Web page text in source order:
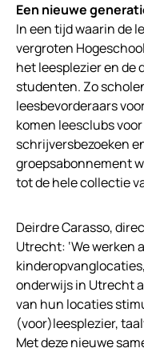
Een nieuwe
In een tijd waarin de
vergroten
het leesplezier en de
studenten. Zo
leesbevorderaars
komen leesclubs
schrijversbezoeken
groepsabonnement
tot de hele collectie
Deirdre Carasso,
Utrecht: ‘We werken
onderwijs in Utrecht
van hun locaties
(voor)leesplezier,
Met deze nieuwe